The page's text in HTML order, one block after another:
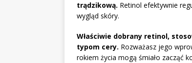
trądzikową. Retinol efektywnie
wygląd skóry.
Właściwie dobrany retinol,
typom cery. Rozważasz jego
rokiem życia mogą śmiało zacząć